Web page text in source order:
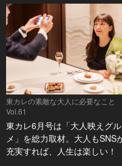
東カレの素敵な大人に必要なこと
Vol.61
東カレ6月号は「大人映えグル
メ」を総力取材。大人もSNS
充実すれば、人生は楽しい！